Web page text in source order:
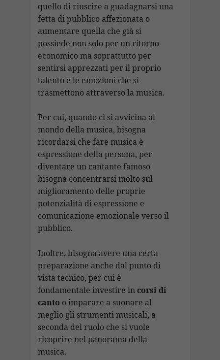
quello di riuscire a guadagnarsi una
fetta di pubblico affezionata o
aumentare quella che già si
possiede non solo per un ritorno
economico ma soprattutto per
sentirsi apprezzati per il proprio
talento e le emozioni che si
trasmettono attraverso la musica.
Per cui, quando ci si avvicina al
mondo della musica, bisogna
ricordarsi che fare musica è
espressione della persona, per
diventare un cantante famoso
bisogna concentrarsi molto sul
miglioramento delle proprie
potenzialità di espressione e
comunicazione emozionale verso il
pubblico.
Inoltre, bisogna avere una certa
preparazione anche dal punto di
vista tecnico, per cui è
fondamentale investire in corsi di
canto o imparare a suonare al
meglio gli strumenti musicali, a
seconda del ruolo che si vuole
ricoprire nel panorama della
musica.